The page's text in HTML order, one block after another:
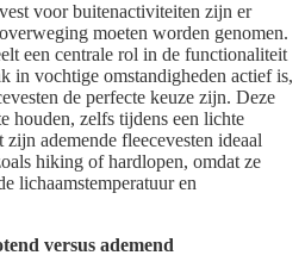
voor buitenactiviteiten zijn er
moeten worden genomen.
een centrale rol in de functionaliteit
in vochtige omstandigheden actief is,
de perfecte keuze zijn. Deze
houden, zelfs tijdens een lichte
ademende fleecevesten ideaal
hiking of hardlopen, omdat ze
lichaamstemperatuur en
versus ademend